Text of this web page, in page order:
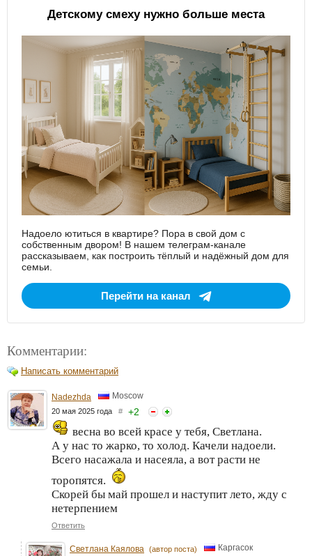
Детскому смеху нужно больше места
Надоело ютиться в квартире? Пора в свой дом с
собственным двором! В нашем телеграм-канале
рассказываем, как построить тёплый и надёжный дом для
семьи.
Перейти на канал
Комментарии:
Написать комментарий
Nadezhda Moscow
20 мая 2025 года # +2
весна во всей красе у тебя, Светлана.
А у нас то жарко, то холод. Качели надоели.
Всего насажала и насеяла, а вот расти не
торопятся.
Скорей бы май прошел и наступит лето, жду с
нетерпением
Ответить
Светлана Каялова (автор поста) Каргасок